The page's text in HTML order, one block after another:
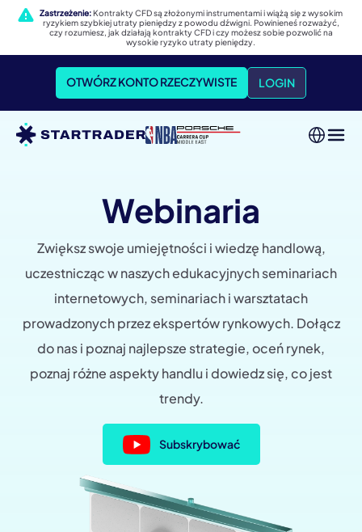
Zastrzeżenie:Kontrakty CFD są złożonymi instrumentami i wiążą się z wysokim
ryzykiem szybkiej utraty pieniędzy z powodu dźwigni. Powinieneś rozważyć,
czy rozumiesz, jak działają kontrakty CFD i czy możesz sobie pozwolić na
wysokie ryzyko utraty pieniędzy.
OTWÓRZ KONTO RZECZYWISTE LOGIN
Webinaria
Zwiększ swoje umiejętności i wiedzę handlową,
uczestnicząc w naszych edukacyjnych seminariach
internetowych, seminariach i warsztatach
prowadzonych przez ekspertów rynkowych. Dołącz
do nas i poznaj najlepsze strategie, oceń rynek,
poznaj różne aspekty handlu i dowiedz się, co jest
trendy.
Subskrybować